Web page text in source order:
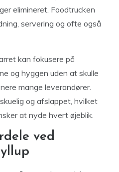
elimineret. Foodtrucken
servering og ofte også
kan fokusere på
og hyggen uden at skulle
mange leverandører.
og afslappet, hvilket
at nyde hvert øjeblik.
ved